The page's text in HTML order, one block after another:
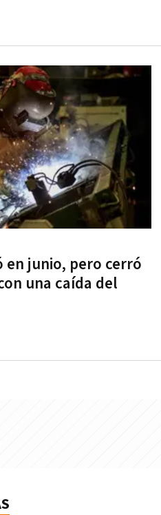
junio, pero cerró
una caída del